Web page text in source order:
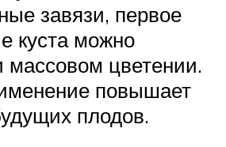
завязи, первое
куста можно
массовом цветении.
повышает
плодов.